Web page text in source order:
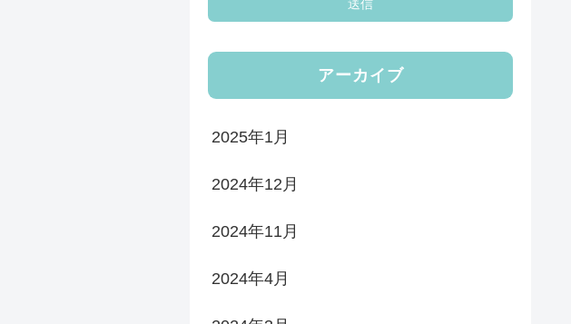
アーカイブ
2025年1月
2024年12月
2024年11月
2024年4月